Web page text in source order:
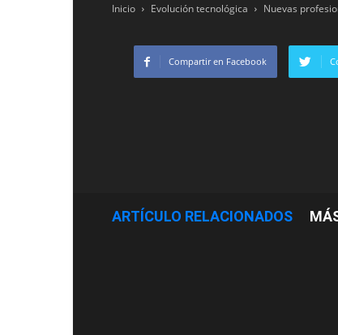
Inicio Evolución tecnológica Nuevas
Compartir en Facebook
ARTÍCULO RELACIONADOS